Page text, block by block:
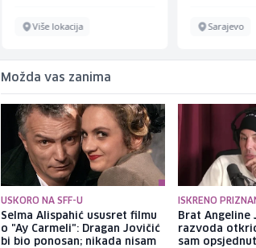
Više lokacija Sarajevo
Možda vas zanima
USKORO NA SFF-U
Selma Alispahić ususret filmu
o "Ay Carmeli": Dragan Jovičić
bi bio ponosan; nikada nisam
ISKRENO
Brat Angeline
razvoda
sam